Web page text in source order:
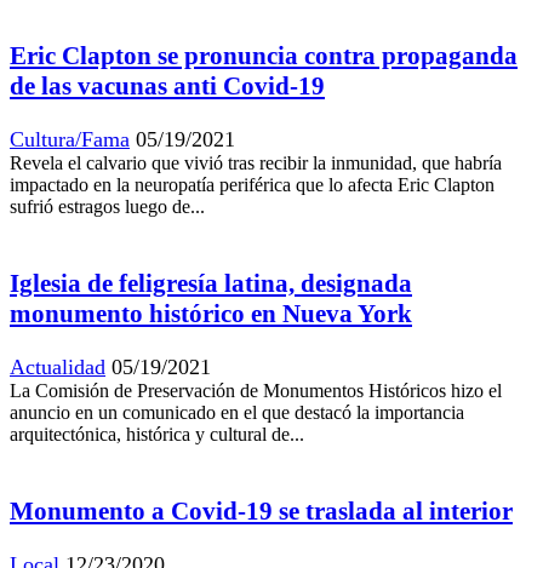
Eric Clapton se pronuncia contra propaganda
de las vacunas anti Covid-19
Cultura/Fama 05/19/2021
Revela el calvario que vivió tras recibir la inmunidad, que habría
impactado en la neuropatía periférica que lo afecta Eric Clapton
sufrió estragos luego de...
Iglesia de feligresía latina, designada
monumento histórico en Nueva York
Actualidad 05/19/2021
La Comisión de Preservación de Monumentos Históricos hizo el
anuncio en un comunicado en el que destacó la importancia
arquitectónica, histórica y cultural de...
Monumento a Covid-19 se traslada al interior